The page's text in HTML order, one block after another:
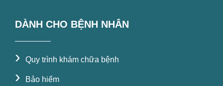
DÀNH CHO BỆNH NHÂN
› Quy trình khám chữa bệnh
› Bảo hiểm